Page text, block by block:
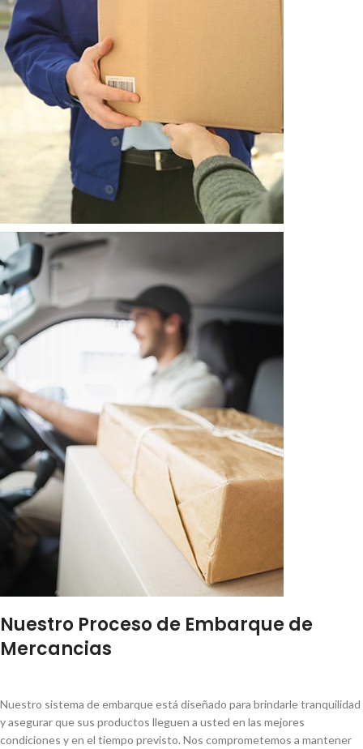
Nuestro Proceso de Embarque de
Mercancias
Nuestro sistema de embarque está diseñado para brindarle tranquilidad
y asegurar que sus productos lleguen a usted en las mejores
condiciones y en el tiempo previsto. Nos comprometemos a mantener